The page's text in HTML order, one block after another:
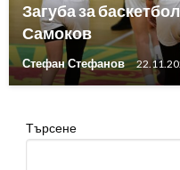
Загуба за
Самоков
Стефан Стефанов
Търсене